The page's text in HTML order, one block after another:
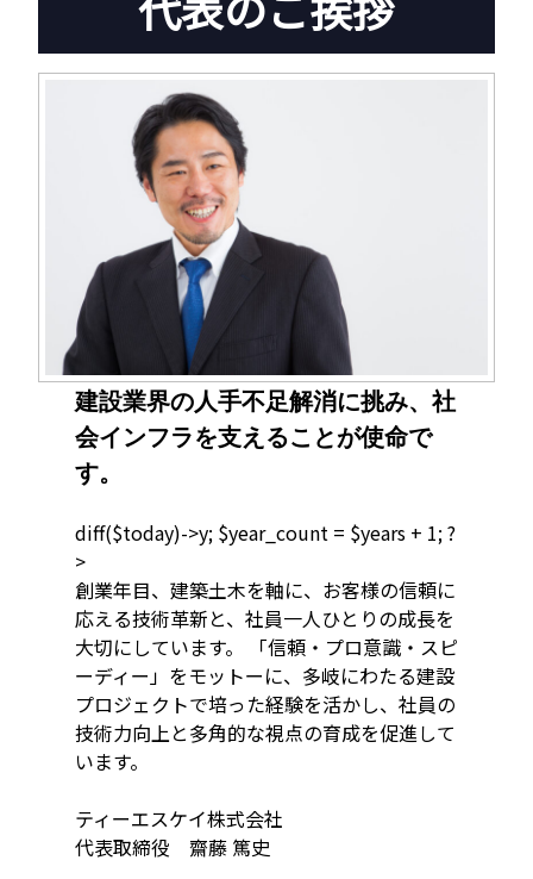
建設業界の人手不足解消に挑み、社
会インフラを支えることが使命で
す。
diff($today)->y; $year_count = $years + 1; ?
>
創業年目、建築土木を軸に、お客様の信頼に
応える技術革新と、社員一人ひとりの成長を
大切にしています。 「信頼・プロ意識・スピ
ーディー」をモットーに、多岐にわたる建設
プロジェクトで培った経験を活かし、社員の
技術力向上と多角的な視点の育成を促進して
います。
ティーエスケイ株式会社
代表取締役 齋藤 篤史